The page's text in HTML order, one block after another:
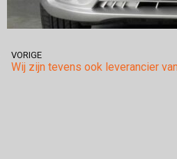
VORIGE